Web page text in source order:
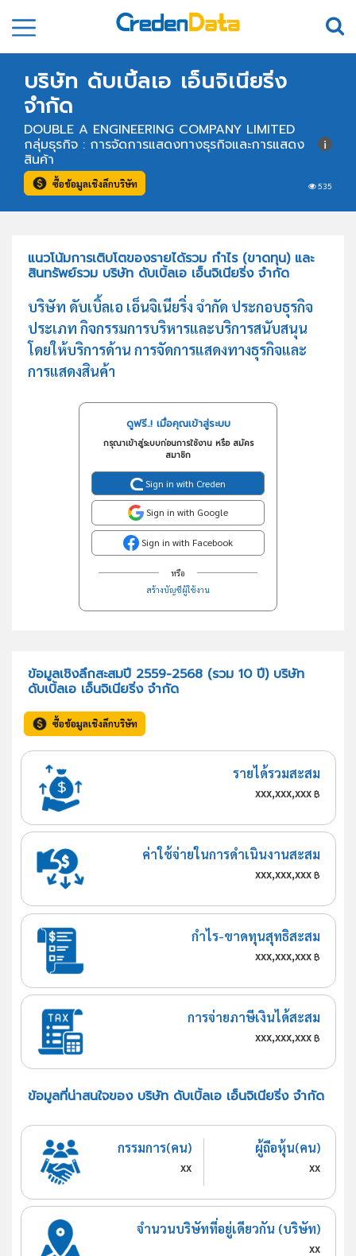
บริษัท ดับเบิ้ลเอ เอ็นจิเนียริ่ง
จำกัด
DOUBLE A ENGINEERING COMPANY LIMITED
535
กลุ่มธุรกิจ : การจัดการแสดงทางธุรกิจและการแสดง
สินค้า
ซื้อข้อมูลเชิงลึกบริษัท
แนวโน้มการเติบโตของรายได้รวม กำไร (ขาดทุน) และ
สินทรัพย์รวม บริษัท ดับเบิ้ลเอ เอ็นจิเนียริ่ง จำกัด
บริษัท ดับเบิ้ลเอ เอ็นจิเนียริ่ง จำกัด ประกอบธุรกิจ
ประเภท กิจกรรมการบริหารและบริการสนับสนุน
โดยให้บริการด้าน การจัดการแสดงทางธุรกิจและ
การแสดงสินค้า
ดูฟรี..! เมื่อคุณเข้าสู่ระบบ
กรุณาเข้าสู่ระบบก่อนการใช้งาน หรือ สมัคร
สมาชิก
Sign in with Creden
Sign in with Google
Sign in with Facebook
หรือ
สร้างบัญชีผู้ใช้งาน
ข้อมูลเชิงลึกสะสมปี 2559-2568 (รวม 10 ปี) บริษัท
ดับเบิ้ลเอ เอ็นจิเนียริ่ง จำกัด
ซื้อข้อมูลเชิงลึกบริษัท
รายได้รวมสะสม
xxx,xxx,xxx฿
ค่าใช้จ่ายในการดำเนินงานสะสม
xxx,xxx,xxx฿
กำไร-ขาดทุนสุทธิสะสม
xxx,xxx,xxx฿
การจ่ายภาษีเงินได้สะสม
xxx,xxx,xxx฿
ข้อมูลที่น่าสนใจของ บริษัท ดับเบิ้ลเอ เอ็นจิเนียริ่ง จำกัด
กรรมการ(คน)
xx
ผู้ถือหุ้น(คน)
xx
จำนวนบริษัทที่อยู่เดียวกัน (บริษัท)
xx